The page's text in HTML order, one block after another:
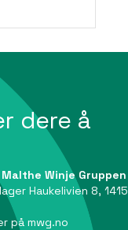
dere å
Winje Gruppen
Haukelivien 8, 1415
på mwg.no